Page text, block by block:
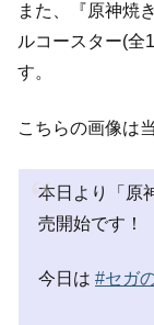
また、『原神焼
ルコースター(全
す。
こちらの画像は
本日より「原
売開始です！
今日は #セガ